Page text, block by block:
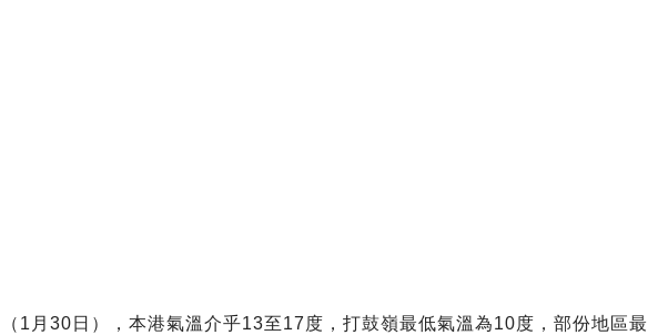
1月30日），本港氣溫介乎13至17度，打鼓嶺最低氣溫為10度，部份地區最